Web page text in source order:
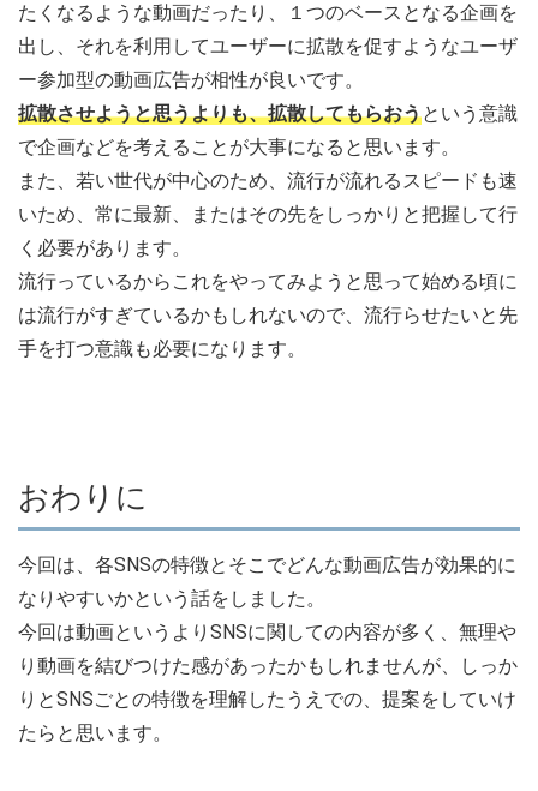
たくなるような動画だったり、１つのベースとなる企画を
出し、それを利用してユーザーに拡散を促すようなユーザ
ー参加型の動画広告が相性が良いです。
拡散させようと思うよりも、拡散してもらおうという意識
で企画などを考えることが大事になると思います。
また、若い世代が中心のため、流行が流れるスピードも速
いため、常に最新、またはその先をしっかりと把握して行
く必要があります。
流行っているからこれをやってみようと思って始める頃に
は流行がすぎているかもしれないので、流行らせたいと先
手を打つ意識も必要になります。
おわりに
今回は、各SNSの特徴とそこでどんな動画広告が効果的に
なりやすいかという話をしました。
今回は動画というよりSNSに関しての内容が多く、無理や
り動画を結びつけた感があったかもしれませんが、しっか
りとSNSごとの特徴を理解したうえでの、提案をしていけ
たらと思います。